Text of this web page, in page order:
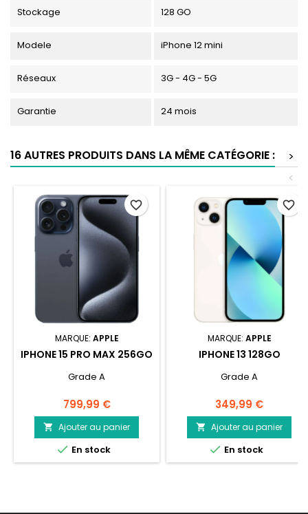
Stockage 128 GO
Modele iPhone 12 mini
Réseaux 3G - 4G - 5G
Garantie 24 mois
16 AUTRES PRODUITS DANS LA MÊME CATÉGORIE :
>
<
MARQUE: APPLE
IPHONE 15 PRO MAX 256GO
Grade A
Prix
799,99 €
 Ajouter au panier
 En stock
favorite_border
MARQUE: APPLE
IPHONE 13 128GO
Grade A
Prix
349,99 €
 Ajouter au panier
 En stock
favorite_border